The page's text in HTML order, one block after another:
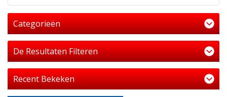
Categorieën
De Resultaten Filteren
Recent Bekeken